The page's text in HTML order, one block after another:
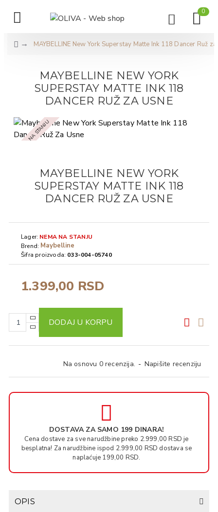
0
MAYBELLINE New York Superstay Matte Ink 118 Dancer Ruž
MAYBELLINE NEW YORK
SUPERSTAY MATTE INK 118
DANCER RUŽ ZA USNE
NEMA NA STANJU
MAYBELLINE NEW YORK
SUPERSTAY MATTE INK 118
DANCER RUŽ ZA USNE
Na osnovu 0 recenzija. - Napišite recenziju
1.399,00 RSD
Lager: NEMA NA STANJU
Brend: Maybelline
Šifra proizvoda: 033-004-05740
DODAJ U KORPU
DOSTAVA ZA SAMO 199 DINARA!
Cena dostave za sve narudžbine preko 2.999,00 RSD je
besplatna! Za narudžbine ispod 2.999,00 RSD dostava se
naplaćuje 199,00 RSD.
OPIS